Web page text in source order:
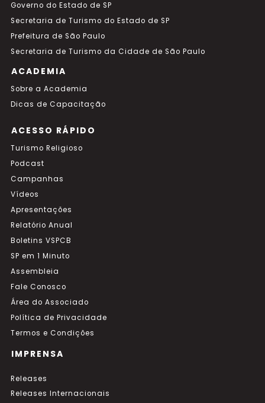
Governo do Estado de SP
Secretaria de Turismo do Estado de SP
Prefeitura de São Paulo
Secretaria de Turismo da Cidade de São Paulo
ACADEMIA
Sobre a Academia
Dicas de Capacitação
ACESSO RÁPIDO
Turismo Religioso
Podcast
Campanhas
Vídeos
Apresentações
Relatório Anual
Boletins VSPCB
SP em 1 Minuto
Assembleia
Fale Conosco
Área do Associado
Política de Privacidade
Termos e Condições
IMPRENSA
Releases
Releases Internacionais